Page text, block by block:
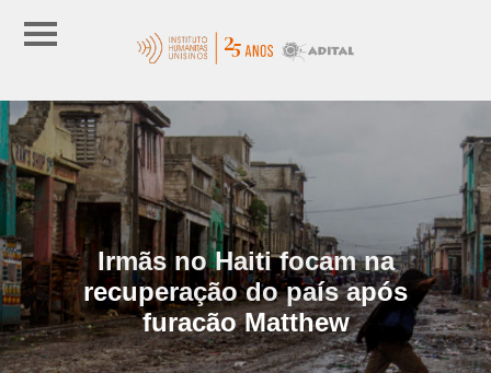
Irmãs no Haiti focam na
recuperação do país após
furacão Matthew